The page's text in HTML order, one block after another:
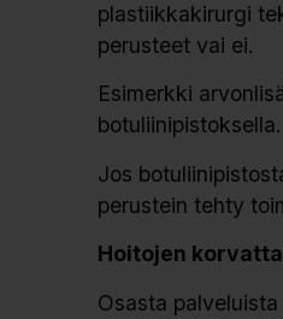
plastiikkakirurgi
perusteet vai ei.
Esimerkki
botuliinipistoksella.
Jos
perustein tehty
Hoitojen
Osasta